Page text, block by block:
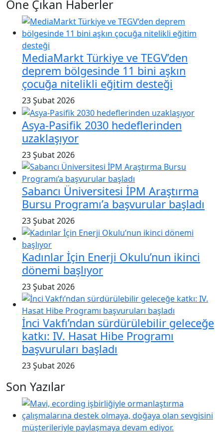
Öne Çıkan Haberler
MediaMarkt Türkiye ve TEGV’den
deprem bölgesinde 11 bini aşkın
çocuğa nitelikli eğitim desteği
23 Şubat 2026
Asya-Pasifik 2030 hedeflerinden
uzaklaşıyor
23 Şubat 2026
Sabancı Üniversitesi İPM Araştırma
Bursu Programı’a başvurular başladı
23 Şubat 2026
Kadınlar İçin Enerji Okulu’nun ikinci
dönemi başlıyor
23 Şubat 2026
İnci Vakfı’ndan sürdürülebilir geleceğe
katkı: IV. Hasat Hibe Programı
başvuruları başladı
23 Şubat 2026
Son Yazılar